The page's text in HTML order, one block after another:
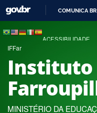
COMUNICA BR
ACESSIBILIDADE
IFFar
Instituto
MINISTÉRIO DA